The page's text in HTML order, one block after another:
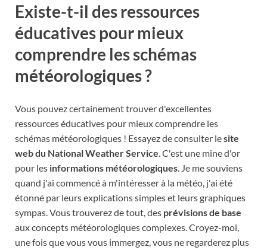
Existe-t-il des ressources
éducatives pour mieux
comprendre les schémas
météorologiques ?
Vous pouvez certainement trouver d'excellentes
ressources éducatives pour mieux comprendre les
schémas météorologiques ! Essayez de consulter lesite
web du National Weather Service. C'est une mine d'or
pour les informations météorologiques. Je me souviens
quand j'ai commencé à m'intéresser à la météo, j'ai été
étonné par leurs explications simples et leurs graphiques
sympas. Vous trouverez de tout, des prévisions de base
aux concepts météorologiques complexes. Croyez-moi,
une fois que vous vous immergez, vous ne regarderez plus